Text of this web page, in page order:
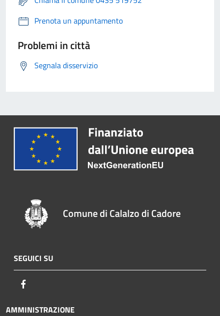
Prenota un appuntamento
Problemi in città
Segnala disservizio
Comune di Calalzo di Cadore
SEGUICI SU
AMMINISTRAZIONE